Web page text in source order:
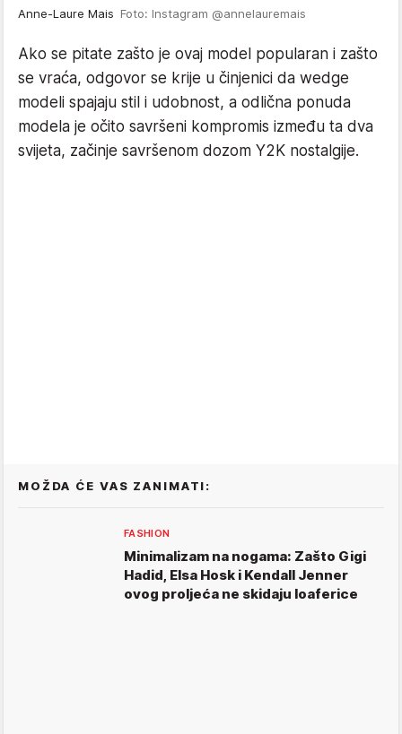
Anne-Laure Mais Foto: Instagram @annelauremais
Ako se pitate zašto je ovaj model popularan i zašto
se vraća, odgovor se krije u činjenici da wedge
modeli spajaju stil i udobnost, a odlična ponuda
modela je očito savršeni kompromis između ta dva
svijeta, začinje savršenom dozom Y2K nostalgije.
MOŽDA ĆE VAS ZANIMATI:
FASHION
Minimalizam na nogama: Zašto Gigi
Hadid, Elsa Hosk i Kendall Jenner
ovog proljeća ne skidaju loaferice